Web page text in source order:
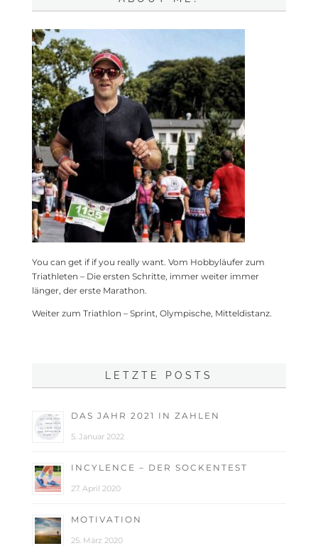
You can get if if you really want. Vom Hobbyläufer zum
Triathleten – Die ersten Schritte, immer weiter immer
länger, der erste Marathon.
Weiter zum Triathlon – Sprint, Olympische, Mitteldistanz.
LETZTE POSTS
DAS JAHR 2021 IN ZAHLEN
5. Januar 2022
INCYLENCE – DER SOCKENTEST
27. April 2020
MOTIVATION
25. März 2020